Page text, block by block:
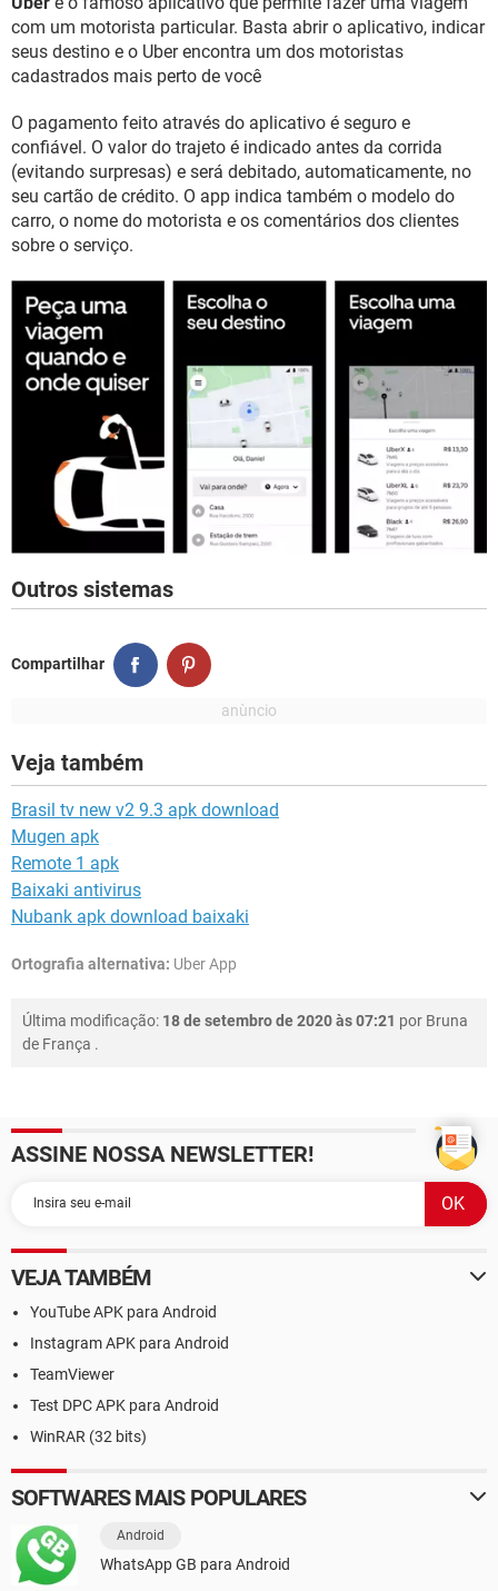
GUIA DE COMPRAS
com um motorista particular. Basta abrir o aplicativo, indicar
seus destino e o Uber encontra um dos motoristas
cadastrados mais perto de você
O pagamento feito através do aplicativo é seguro e
confiável. O valor do trajeto é indicado antes da corrida
(evitando surpresas) e será debitado, automaticamente, no
seu cartão de crédito. O app indica também o modelo do
carro, o nome do motorista e os comentários dos clientes
sobre o serviço.
Outros sistemas
Compartilhar
Veja também
Brasil tv new v2 9.3 apk download
Mugen apk
Remote 1 apk
Baixaki antivirus
Nubank apk download baixaki
Ortografia alternativa: Uber App
Última modificação: 18 de setembro de 2020 às 07:21 por Bruna
de França .
ASSINE NOSSA NEWSLETTER!
VEJA TAMBÉM
YouTube APK para Android
Instagram APK para Android
TeamViewer
Test DPC APK para Android
WinRAR (32 bits)
SOFTWARES MAIS POPULARES
Android
WhatsApp GB para Android